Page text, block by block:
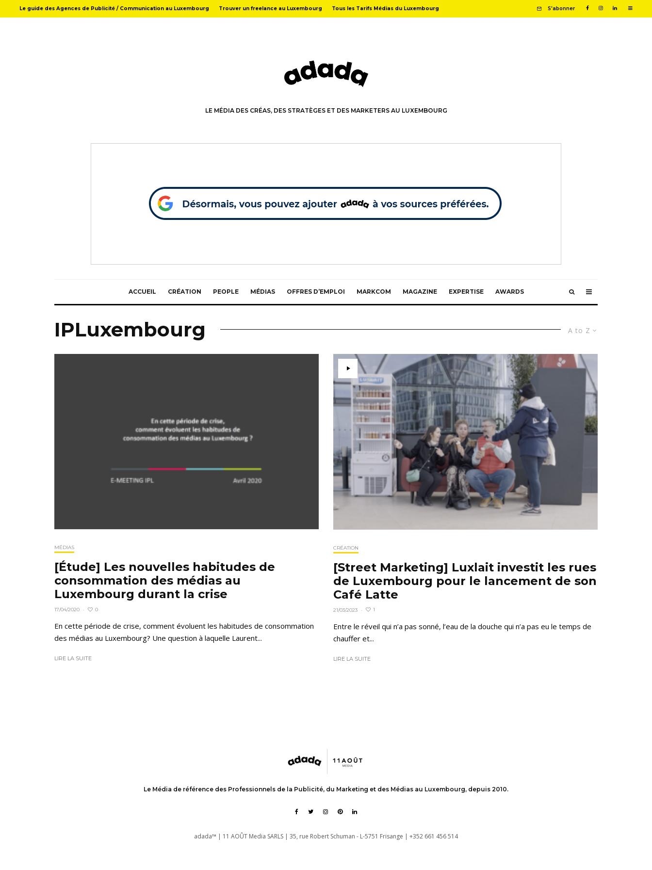
Le guide des Agences de Publicité / Communication au Luxembourg Trouver un freelance au Luxembourg Tous les Tarifs Médias du Luxembourg S'abonner
LE MÉDIA DES CRÉAS, DES STRATÈGES ET DES MARKETERS AU LUXEMBOURG
ACCUEIL CRÉATION PEOPLE MÉDIAS OFFRES D’EMPLOI MARKCOM MAGAZINE EXPERTISE AWARDS
A to Z
IPLuxembourg
MÉDIAS
[Étude] Les nouvelles habitudes de
consommation des médias au
Luxembourg durant la crise
17/04/2020 · 0
En cette période de crise, comment évoluent les habitudes de consommation
des médias au Luxembourg? Une question à laquelle Laurent...
LIRE LA SUITE
CRÉATION
[Street Marketing] Luxlait investit les rues
de Luxembourg pour le lancement de son
Café Latte
21/03/2023 · 1
Entre le réveil qui n’a pas sonné, l’eau de la douche qui n’a pas eu le temps de
chauffer et...
LIRE LA SUITE
Le Média de référence des Professionnels de la Publicité, du Marketing et des Médias au Luxembourg, depuis 2010.
adada™ | 11 AOÛT Media SARLS | 35, rue Robert Schuman - L-5751 Frisange | +352 661 456 514